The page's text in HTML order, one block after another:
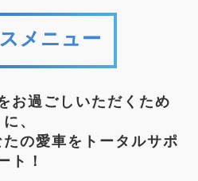
メニュー
お過ごしいただくため
に、
の愛車をトータルサポ
ト！